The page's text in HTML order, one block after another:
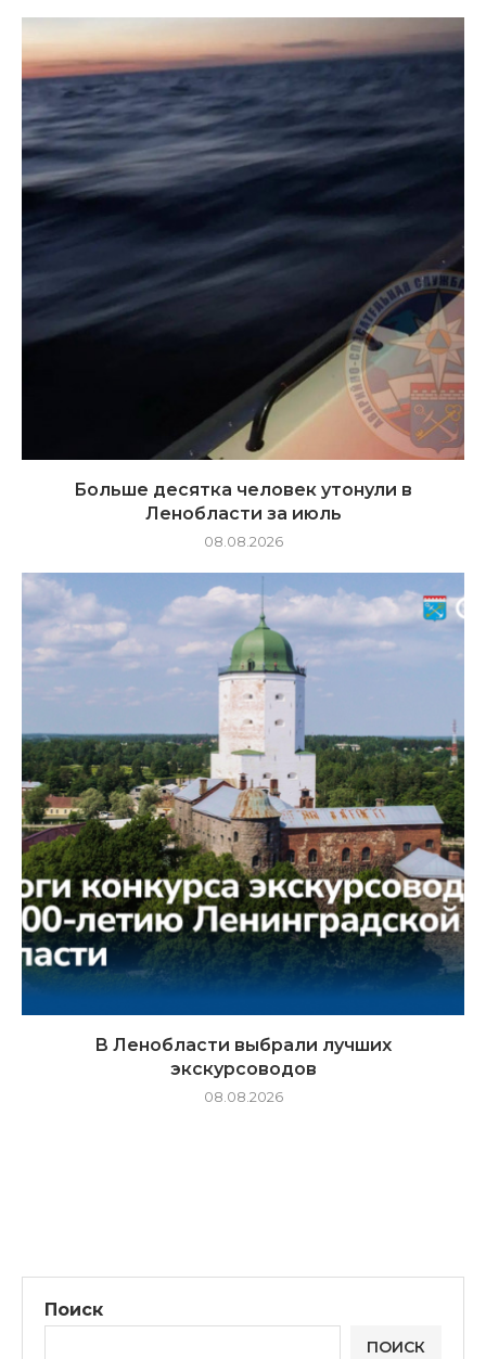
Больше десятка человек утонули в
Ленобласти за июль
08.08.2026
В Ленобласти выбрали лучших
экскурсоводов
08.08.2026
Поиск
ПОИСК